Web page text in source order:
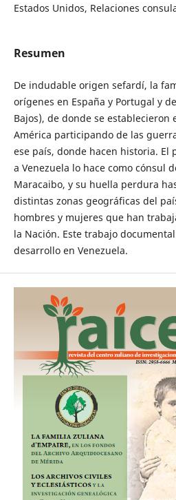
Estados Unidos, Relaciones
Resumen
De indudable origen sefardí, la
orígenes en España y Portugal y
Bajos), de donde se establecieron
América participando de las
ese país, donde hacen historia. El
a Venezuela lo hace como cónsul
Maracaibo, y su huella perdura
distintas zonas geográficas del
hombres y mujeres que han
la Nación. Este trabajo
desarrollo en Venezuela.